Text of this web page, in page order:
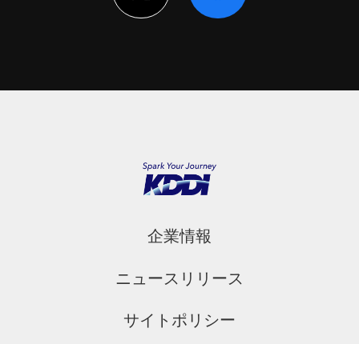
企業情報
ニュースリリース
サイトポリシー